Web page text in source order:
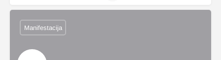
Manifestacija